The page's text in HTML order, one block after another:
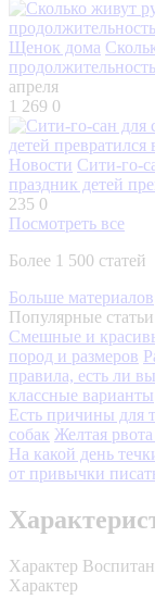
Щенок дома
апреля
1 269 0
Новости Сити-го-
праздник детей
235 0
Посмотреть все
Более 1 500 статей
Больше материалов
Популярные статьи
Смешные и
пород и размеров
правила, есть ли
классные варианты
Есть причины для
собак Желтая
На какой день
от привычки
Характер
Характер